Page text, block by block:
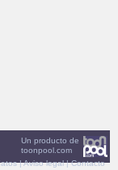
Un producto de
toonpool.com
|Aviso legal|Contacto